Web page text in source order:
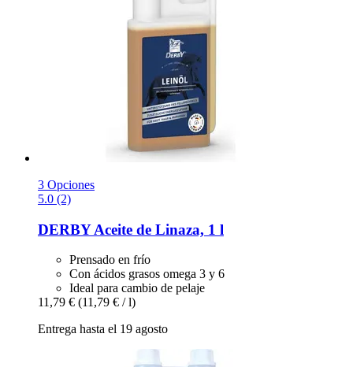
3 Opciones
5.0 (2)
DERBYAceite de Linaza, 1 l
Prensado en frío
Con ácidos grasos omega 3 y 6
Ideal para cambio de pelaje
11,79 € (11,79 € / l)
Entrega hasta el 19 agosto